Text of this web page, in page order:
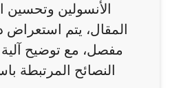
الأنسولين وتحسين
المقال، يتم
مفصل، مع توضيح آلية
النصائح المرتبطة